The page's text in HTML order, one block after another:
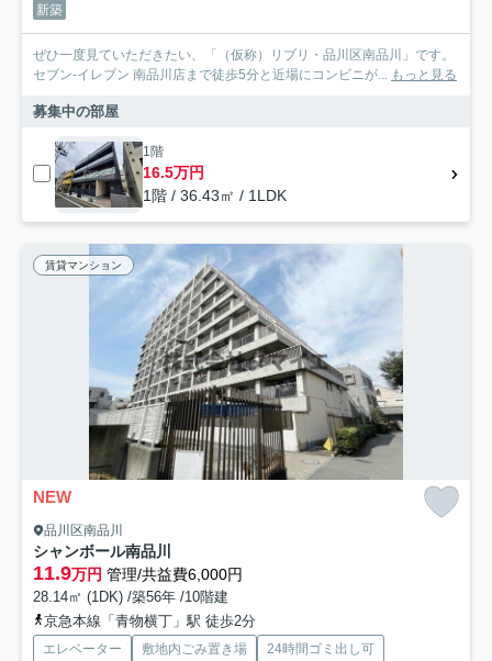
新築
ぜひ一度見ていただきたい、「（仮称）リブリ・品川区南品川」です。
セブン‐イレブン 南品川店まで徒歩5分と近場にコンビニが...
もっと見る
募集中の部屋
1階
16.5万円
1階 / 36.43㎡ / 1LDK
賃貸マンション
NEW
品川区南品川
シャンボール南品川
11.9万円 管理/共益費6,000円
28.14㎡ (1DK) /築56年 /10階建
京急本線「青物横丁」駅 徒歩2分
エレベーター 敷地内ごみ置き場 24時間ゴミ出し可